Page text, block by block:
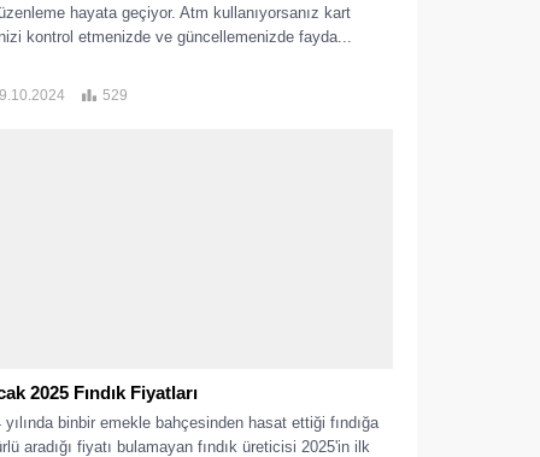
hayata geçiyor. Atm kullanıyorsanız kart
kontrol etmenizde ve güncellemenizde fayda...
529
2025 Fındık Fiyatları
yılında binbir emekle bahçesinden hasat ettiği fındığa
aradığı fiyatı bulamayan fındık üreticisi 2025'in ilk